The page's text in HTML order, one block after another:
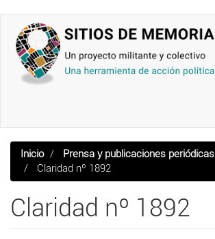
contenido
principal
Inicio
Prensa y publicaciones periódicas
Claridad nº 1892
Claridad nº 1892